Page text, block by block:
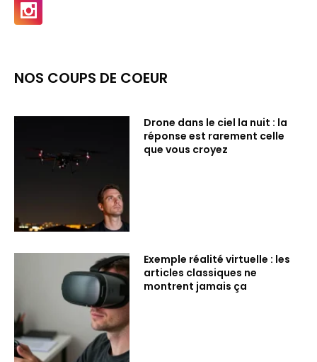
NOS COUPS DE COEUR
Drone dans le ciel la nuit : la
réponse est rarement celle
que vous croyez
Exemple réalité virtuelle : les
articles classiques ne
montrent jamais ça